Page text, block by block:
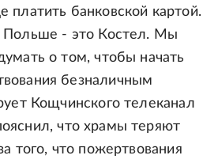
платить банковской картой.
Польше - это Костел. Мы
о том, чтобы начать
безналичным
Кощчинского телеканал
что храмы теряют
того, что пожертвования